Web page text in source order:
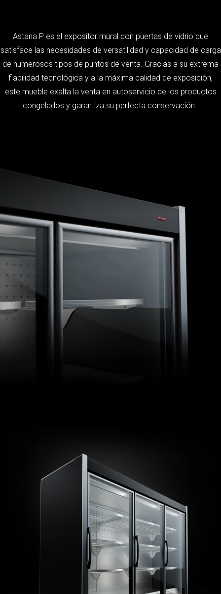
Astana P es el expositor mural con puertas de vidrio que
satisface las necesidades de versatilidad y capacidad de carga
de numerosos tipos de puntos de venta. Gracias a su extrema
fiabilidad tecnológica y a la máxima calidad de exposición,
este mueble exalta la venta en autoservicio de los productos
congelados y garantiza su perfecta conservación.